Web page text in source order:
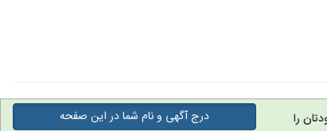
را
درج آگهی و نام شما در این صفحه